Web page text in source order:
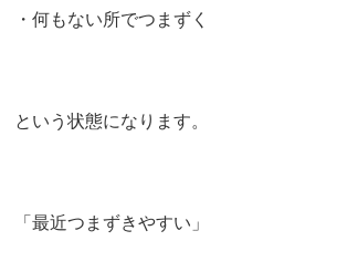
・何もない所でつまずく
という状態になります。
「最近つまずきやすい」